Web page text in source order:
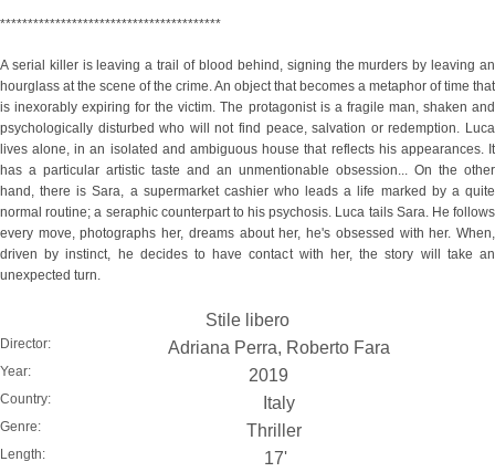
****************************************
A serial killer is leaving a trail of blood behind, signing the murders by leaving an
hourglass at the scene of the crime. An object that becomes a metaphor of time that
is inexorably expiring for the victim. The protagonist is a fragile man, shaken and
psychologically disturbed who will not find peace, salvation or redemption. Luca
lives alone, in an isolated and ambiguous house that reflects his appearances. It
has a particular artistic taste and an unmentionable obsession... On the other
hand, there is Sara, a supermarket cashier who leads a life marked by a quite
normal routine; a seraphic counterpart to his psychosis. Luca tails Sara. He follows
every move, photographs her, dreams about her, he's obsessed with her. When,
driven by instinct, he decides to have contact with her, the story will take an
unexpected turn.
Stile libero
Director: Adriana Perra, Roberto Fara
Year: 2019
Country: Italy
Genre: Thriller
Length: 17'